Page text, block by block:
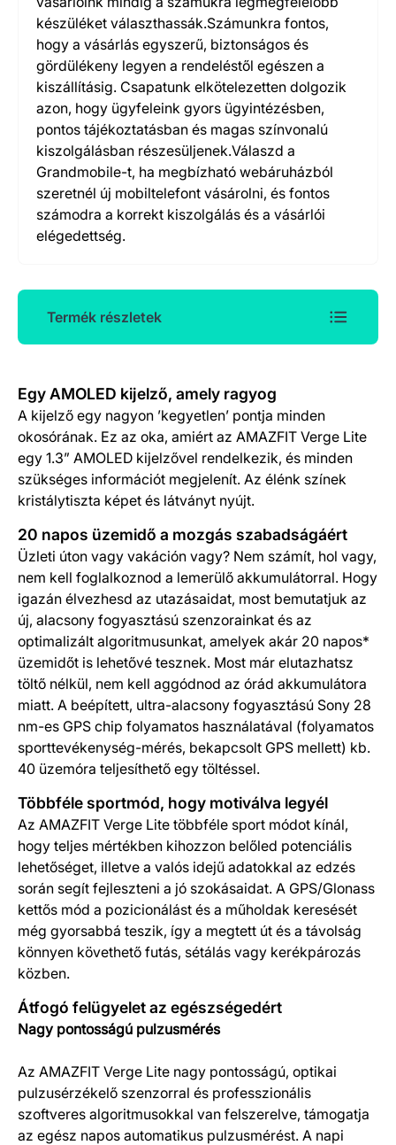
készüléket választhassák.Számunkra fontos,
hogy a vásárlás egyszerű, biztonságos és
gördülékeny legyen a rendeléstől egészen a
kiszállításig. Csapatunk elkötelezetten dolgozik
azon, hogy ügyfeleink gyors ügyintézésben,
pontos tájékoztatásban és magas színvonalú
kiszolgálásban részesüljenek.Válaszd a
Grandmobile-t, ha megbízható webáruházból
szeretnél új mobiltelefont vásárolni, és fontos
számodra a korrekt kiszolgálás és a vásárlói
elégedettség.
Termék részletek
Termék részletek
Egy AMOLED kijelző, amely ragyog
A kijelző egy nagyon ’kegyetlen’ pontja minden
okosórának. Ez az oka, amiért az AMAZFIT Verge Lite
egy 1.3” AMOLED kijelzővel rendelkezik, és minden
szükséges információt megjelenít. Az élénk színek
kristálytiszta képet és látványt nyújt.
20 napos üzemidő a mozgás szabadságáért
Üzleti úton vagy vakáción vagy? Nem számít, hol vagy,
nem kell foglalkoznod a lemerülő akkumulátorral. Hogy
igazán élvezhesd az utazásaidat, most bemutatjuk az
új, alacsony fogyasztású szenzorainkat és az
optimalizált algoritmusunkat, amelyek akár 20 napos*
üzemidőt is lehetővé tesznek. Most már elutazhatsz
töltő nélkül, nem kell aggódnod az órád akkumulátora
miatt. A beépített, ultra-alacsony fogyasztású Sony 28
nm-es GPS chip folyamatos használatával (folyamatos
sporttevékenység-mérés, bekapcsolt GPS mellett) kb.
40 üzemóra teljesíthető egy töltéssel.
Többféle sportmód, hogy motiválva legyél
Az AMAZFIT Verge Lite többféle sport módot kínál,
hogy teljes mértékben kihozzon belőled potenciális
lehetőséget, illetve a valós idejű adatokkal az edzés
során segít fejleszteni a jó szokásaidat. A GPS/Glonass
kettős mód a pozicionálást és a műholdak keresését
még gyorsabbá teszik, így a megtett út és a távolság
könnyen követhető futás, sétálás vagy kerékpározás
közben.
Átfogó felügyelet az egészségedért
Nagy pontosságú pulzusmérés
Az AMAZFIT Verge Lite nagy pontosságú, optikai
pulzusérzékelő szenzorral és professzionális
szoftveres algoritmusokkal van felszerelve, támogatja
az egész napos automatikus pulzusmérést. A napi